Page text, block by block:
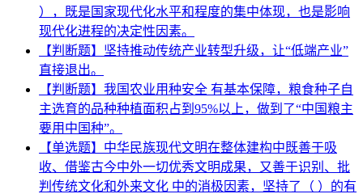
），既是国家现代化水平和程度的集中体现，也是影响
现代化进程的决定性因素。
【判断题】坚持推动传统产业转型升级，让“低端产业”
直接退出。
【判断题】我国农业用种安全 有基本保障，粮食种子自
主选育的品种种植面积占到95%以上，做到了“中国粮主
要用中国种”。
【单选题】中华民族现代文明在整体建构中既善于吸
收、借鉴古今中外一切优秀文明成果，又善于识别、批
判传统文化和外来文化 中的消极因素，坚持了（ ）的有